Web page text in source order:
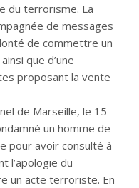
du terrorisme. La
de messages
de commettre un
que d’une
proposant la vente
de Marseille, le 15
un homme de
pour avoir consulté à
l’apologie du
un acte terroriste. En